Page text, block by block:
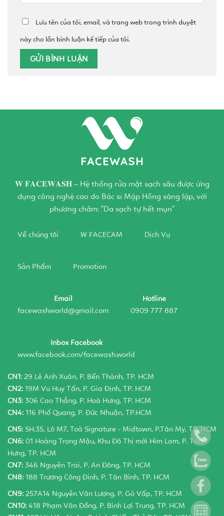
Lưu tên của tôi, email, và trang web trong trình duyệt
này cho lần bình luận kế tiếp của tôi.
𝐖 𝐅𝐀𝐂𝐄𝐖𝐀𝐒𝐇 – Hệ thống rửa mặt sạch sâu được ứng
dụng công nghệ cao do Bác sĩ Mập Hồng sáng lập, với
phương châm: "Da sạch tự hết mụn"
Về chúng tôi W FACECAM Dịch Vụ
Sản Phẩm Promotion
Email
facewashworld@gmail.com
Hotline
0909 777 887
Inbox Facebook
www.facebook.com/facewash.world
CN1: 29 Lê Anh Xuân, P. Bến Thành, TP. HCM
CN2: 19M Vũ Huy Tấn, P. Gia Định, TP. HCM
CN3: 306 Cao Thắng, P. Hoà Hưng, TP. HCM
CN4: 116 Phổ Quang, P. Đức Nhuận, TP.HCM
CN5: SH.35, Lô M7, Toà Signature - Midtown, P.Tân Mỹ, TP. HCM
CN6: 01 Hoàng Trọng Mậu, Khu Đô Thị mới Him Lam, P. Tân
Hưng, TP. HCM
CN7: 346 Nguyễn Trãi, P. An Đông, TP. HCM
CN8: 188 Trương Công Định, P. Tân Bình, TP. HCM
CN9: 257A14 Nguyễn Văn Lượng, P. Gò Vấp, TP. HCM
CN10: 418 Phạm Văn Đồng, P. Bình Lợi Trung, TP. HCM